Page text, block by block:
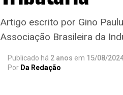
Artigo escrito por Gino
Associação Brasileira da
Publicado há 2 anos em 15/08/
Por Da Redação